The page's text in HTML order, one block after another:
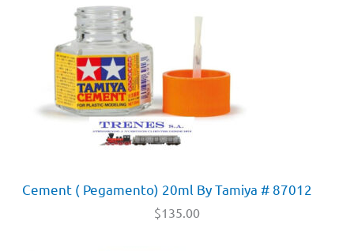
Cement ( Pegamento) 20ml By Tamiya # 87012
$135.00